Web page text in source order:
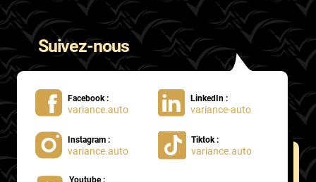
Suivez-nous
Facebook :
variance.auto
LinkedIn :
variance-auto
Instagram :
variance.auto
Tiktok :
variance.auto